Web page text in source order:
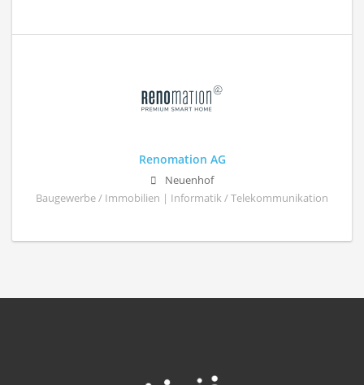
Renomation AG
Neuenhof
Baugewerbe / Immobilien | Informatik / Telekommunikation